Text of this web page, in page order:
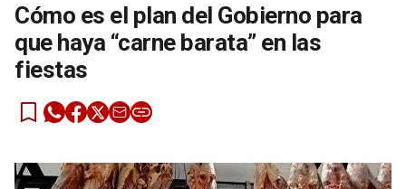
Cómo es el plan del Gobierno para
que haya “carne barata” en las
fiestas